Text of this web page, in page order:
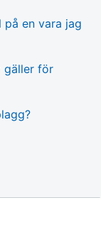
en vara jag
gäller för